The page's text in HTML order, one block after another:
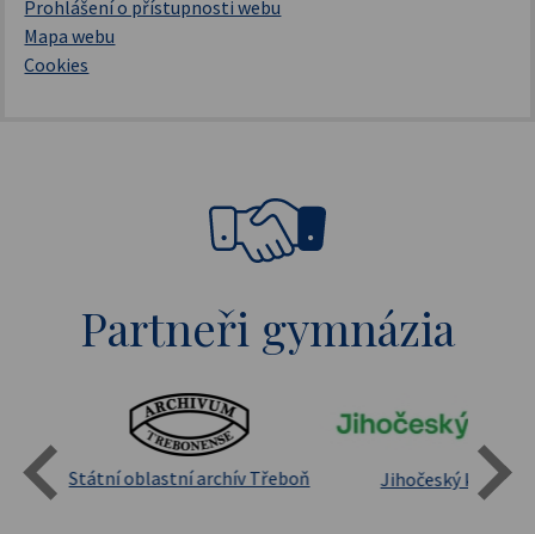
Prohlášení o přístupnosti webu
Mapa webu
Cookies
Partneři gymnázia
Státní oblastní archív Třeboň Jihočeský kraj